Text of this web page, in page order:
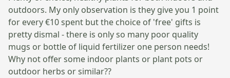
outdoors. My only observation is they give you 1 point
for every €10 spent but the choice of 'free' gifts is
pretty dismal - there is only so many poor quality
mugs or bottle of liquid fertilizer one person needs!
Why not offer some indoor plants or plant pots or
outdoor herbs or similar??